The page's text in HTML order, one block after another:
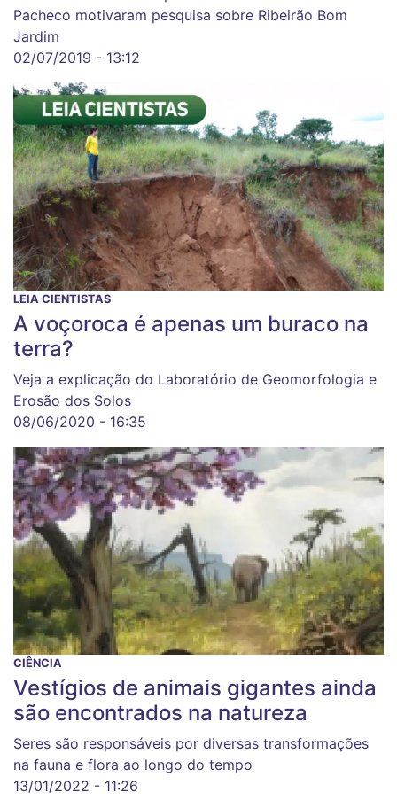
Pacheco motivaram pesquisa sobre Ribeirão Bom
Jardim
02/07/2019 - 13:12
LEIA CIENTISTAS
A voçoroca é apenas um buraco na
terra?
Veja a explicação do Laboratório de Geomorfologia e
Erosão dos Solos
08/06/2020 - 16:35
CIÊNCIA
Vestígios de animais gigantes ainda
são encontrados na natureza
Seres são responsáveis por diversas transformações
na fauna e flora ao longo do tempo
13/01/2022 - 11:26